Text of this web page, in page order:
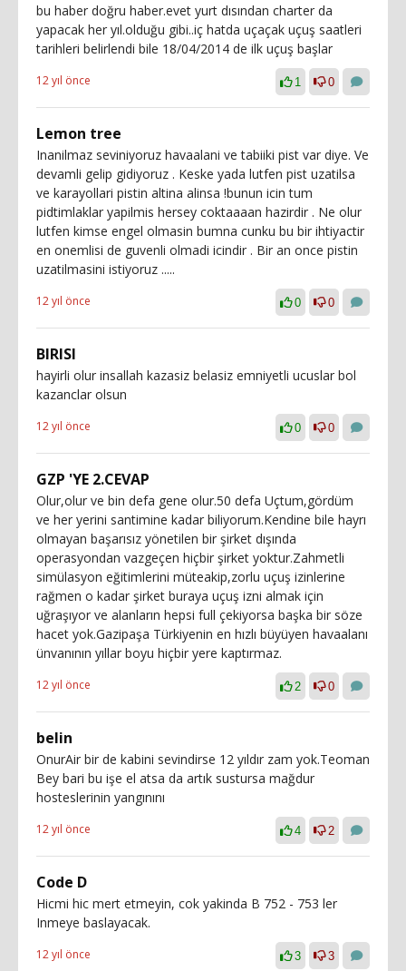
bu haber doğru haber.evet yurt dısından charter da
yapacak her yıl.olduğu gibi..iç hatda uçaçak uçuş saatleri
tarihleri belirlendi bile 18/04/2014 de ilk uçuş başlar
12 yıl önce 1 0
Lemon tree
Inanilmaz seviniyoruz havaalani ve tabiiki pist var diye. Ve
devamli gelip gidiyoruz . Keske yada lutfen pist uzatilsa
ve karayollari pistin altina alinsa !bunun icin tum
pidtimlaklar yapilmis hersey coktaaaan hazirdir . Ne olur
lutfen kimse engel olmasin bumna cunku bu bir ihtiyactir
en onemlisi de guvenli olmadi icindir . Bir an once pistin
uzatilmasini istiyoruz .....
12 yıl önce 0 0
BIRISI
hayirli olur insallah kazasiz belasiz emniyetli ucuslar bol
kazanclar olsun
12 yıl önce 0 0
GZP 'YE 2.CEVAP
Olur,olur ve bin defa gene olur.50 defa Uçtum,gördüm
ve her yerini santimine kadar biliyorum.Kendine bile hayrı
olmayan başarısız yönetilen bir şirket dışında
operasyondan vazgeçen hiçbir şirket yoktur.Zahmetli
simülasyon eğitimlerini müteakip,zorlu uçuş izinlerine
rağmen o kadar şirket buraya uçuş izni almak için
uğraşıyor ve alanların hepsi full çekiyorsa başka bir söze
hacet yok.Gazipaşa Türkiyenin en hızlı büyüyen havaalanı
ünvanının yıllar boyu hiçbir yere kaptırmaz.
12 yıl önce 2 0
belin
OnurAir bir de kabini sevindirse 12 yıldır zam yok.Teoman
Bey bari bu işe el atsa da artık sustursa mağdur
hosteslerinin yangınını
12 yıl önce 4 2
Code D
Hicmi hic mert etmeyin, cok yakinda B 752 - 753 ler
Inmeye baslayacak.
12 yıl önce 3 3